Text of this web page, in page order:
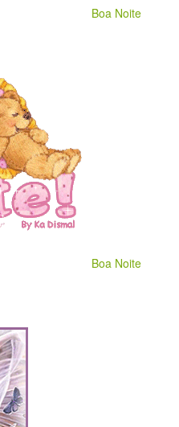
Boa Noite
Boa Noite